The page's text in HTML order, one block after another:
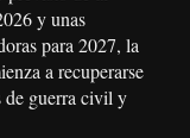
y unas
para 2027, la
a recuperarse
de guerra civil y